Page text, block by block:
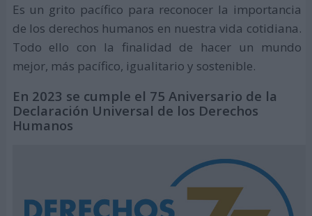
Es un grito pacífico para reconocer la importancia
de los derechos humanos en nuestra vida cotidiana.
Todo ello con la finalidad de hacer un mundo
mejor, más pacífico, igualitario y sostenible.
En 2023 se cumple el 75 Aniversario de la
Declaración Universal de los Derechos
Humanos